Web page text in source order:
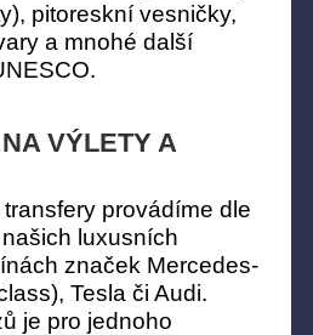
pitoreskní vesničky,
a mnohé další
VÝLETY A
provádíme dle
luxusních
značek Mercedes-
Tesla či Audi.
je pro jednoho